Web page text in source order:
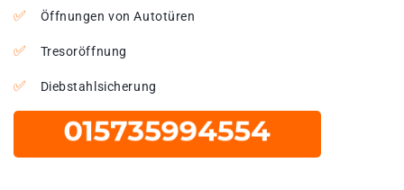
Öffnungen von Autotüren
Tresoröffnung
Diebstahlsicherung